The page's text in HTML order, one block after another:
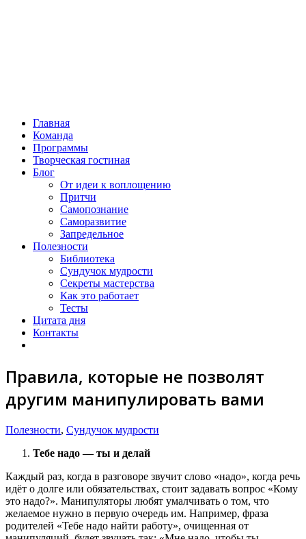
Главная
Команда
Программы
Творческая гостиная
Блог
От идеи к воплощению
Притчи
Самопознание
Саморазвитие
Запредельное
Полезности
Библиотека
Сундучок мудрости
Секреты мастерства
Как это работает
Тесты
Цитата дня
Контакты
Правила, которые не позволят
другим манипулировать вами
Полезности, Сундучок мудрости
Тебе надо — ты и делай
Каждый раз, когда в разговоре звучит слово «надо», когда речь
идёт о долге или обязательствах, стоит задавать вопрос «Кому
это надо?». Манипуляторы любят умалчивать о том, что
желаемое нужно в первую очередь им. Например, фраза
родителей «Тебе надо найти работу», очищенная от